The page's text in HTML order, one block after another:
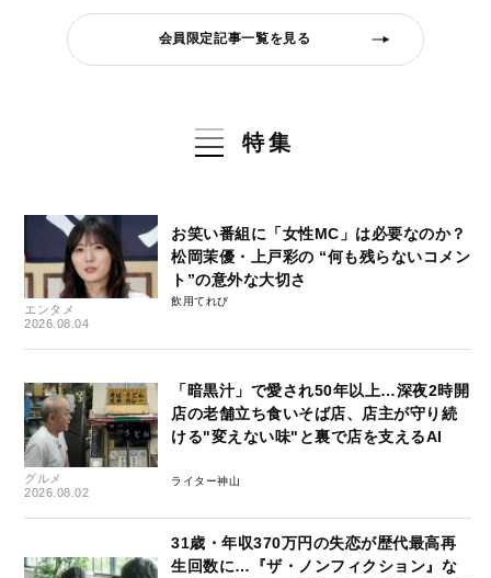
会員限定記事一覧を見る
特集
エンタメ
2026.08.04
お笑い番組に「女性MC」は必要なのか？
松岡茉優・上戸彩の “何も残らないコメン
ト”の意外な大切さ
飲用てれび
グルメ
2026.08.02
「暗黒汁」で愛され50年以上…深夜2時開
店の老舗立ち食いそば店、店主が守り続
ける"変えない味"と裏で店を支えるAI
ライター神山
31歳・年収370万円の失恋が歴代最高再
生回数に…『ザ・ノンフィクション』な